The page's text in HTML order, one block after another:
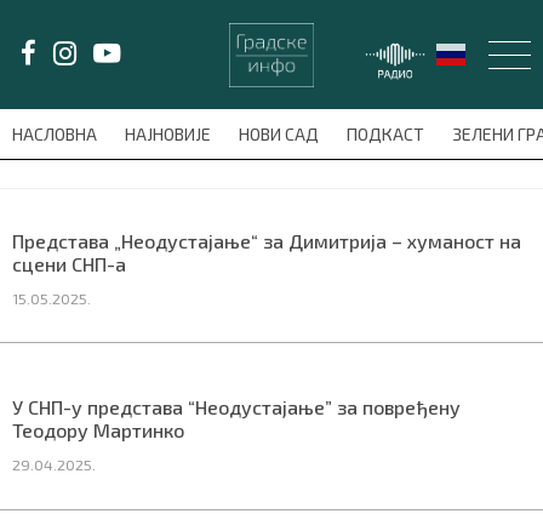
НАСЛОВНА НАЈНОВИЈЕ НОВИ САД ПОДКАСТ ЗЕЛЕНИ
meni'); $this_item = current( wp_filter_object_list(
Представа „Неодустајање“ за Димитрија – хуманост на
сцени СНП-а
15.05.2025.
У СНП-у представа “Неодустајање” за повређену
Теодору Мартинко
29.04.2025.
LAT/ЋИР
НАЈНОВИЈЕ
НОВИ САД
ПОДКАСТ
ЗЕЛЕНИ ГРАД
ВИДЕО